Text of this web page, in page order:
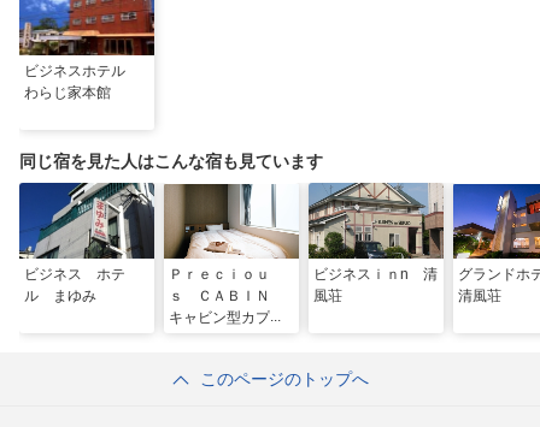
ビジネスホテル
わらじ家本館
同じ宿を見た人はこんな宿も見ています
ビジネス ホテ
ル まゆみ
Ｐｒｅｃｉｏｕ
ｓ ＣＡＢＩＮ
キャビン型カプセ
ビジネスｉｎn 清
風荘
グランド
清風荘
このページのトップへ